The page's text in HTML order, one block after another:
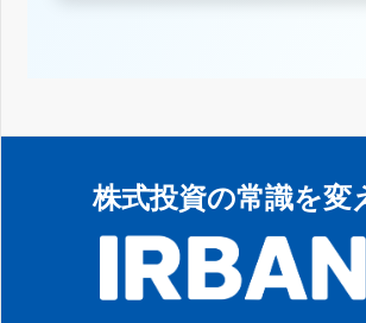
株式投資の常識を変